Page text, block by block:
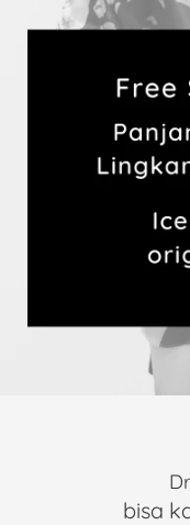
bisa